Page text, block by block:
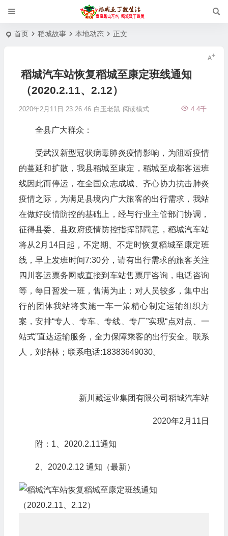
首页 稻城故事 本地动态 正文
稻城汽车站恢复稻城至康定班线通知
（2020.2.11、2.12）
2020年2月11日 23:26:46 白玉老鼠 4.4千
阅读模式
全县广大群众：
受武汉新型冠状病毒肺炎疫情影响，为阻断疫情
的蔓延和扩散，我县稻城至康定，稻城至成都客运班
线因此而停运，在全国众志成城、齐心协力抗击肺炎
疫情之际，为满足县境内广大旅客的出行需求，我站
在做好疫情防控的基础上，经与行业主管部门协调，
征得县委、县政府疫情防控指挥部同意，稻城汽车站
将从2月14日起，不定期、不定时恢复稻城至康定班
线，早上发班时间7:30分，请有出行需求的旅客关注
四川客运票务网或直接到车站售票厅咨询，电话咨询
等，每日暂发一班，售满为止；对人员较多，集中出
行的团体我站将实施一车一策精心制定运输组织方
案，安排“专人、专车、专线、专厂”实现“点对点、一
站式”直达运输服务，全力保障乘客的出行安全。联系
人，刘结林；联系电话:18383649030。
新川藏运业集团有限公司稻城汽车站
2020年2月11日
附：1、2020.2.11通知
2、2020.2.12 通知（最新）